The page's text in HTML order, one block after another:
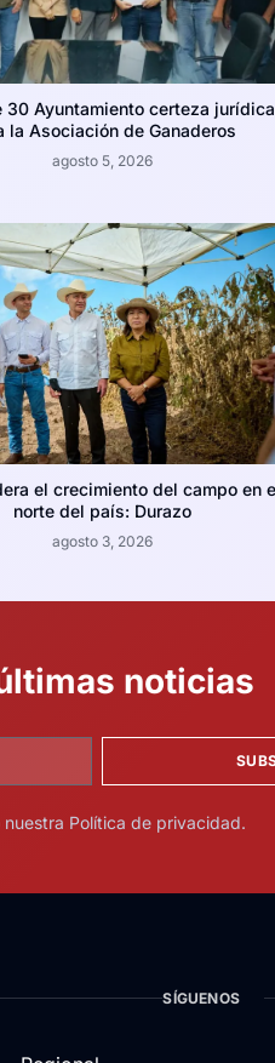
30 Ayuntamiento certeza jurídica
la Asociación de Ganaderos
agosto 5, 2026
el crecimiento del campo en
norte del país: Durazo
agosto 3, 2026
noticias
Política de privacidad.
SÍGUENOS